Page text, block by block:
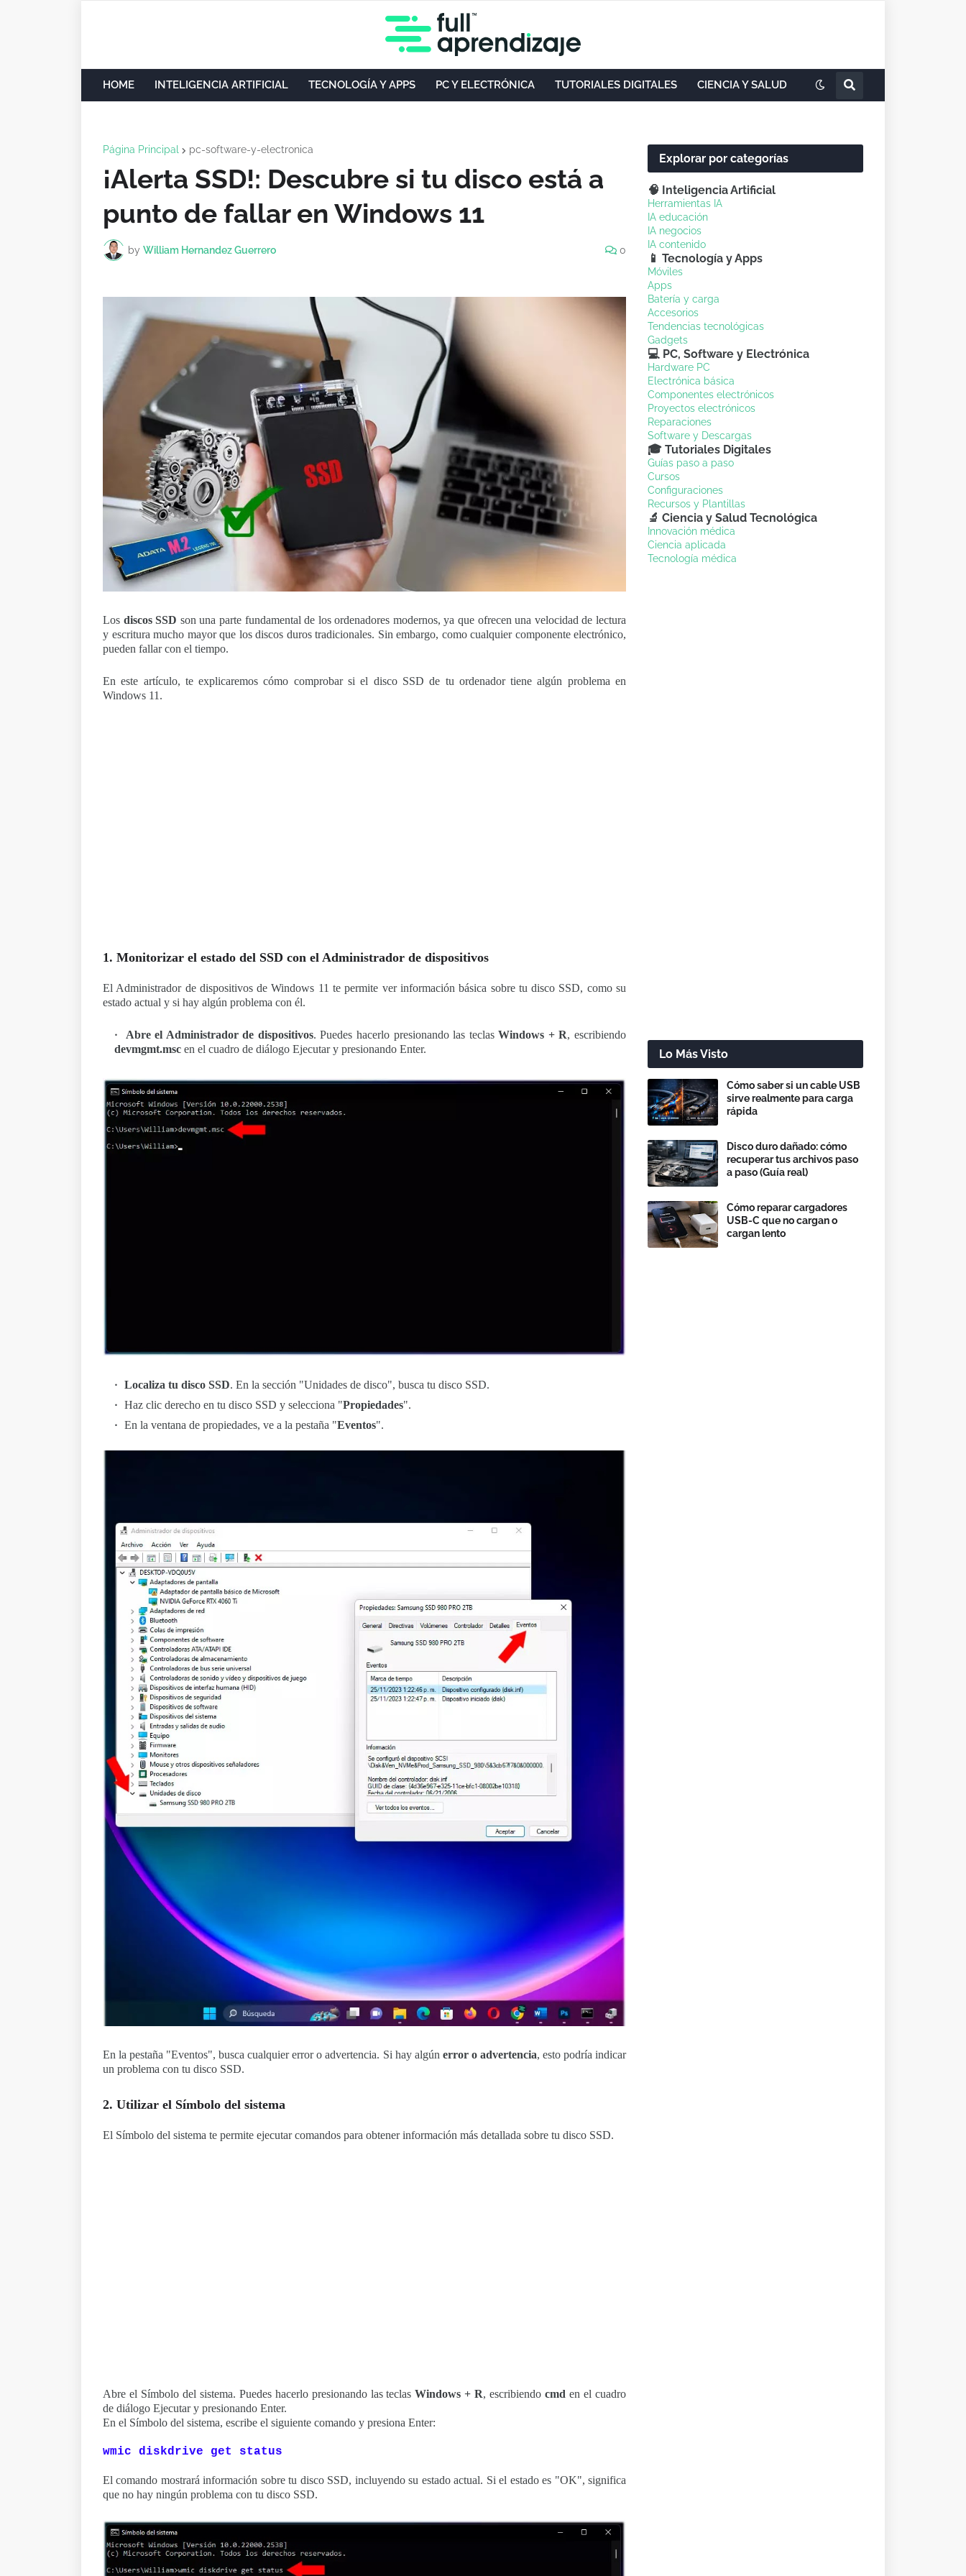
HOME INTELIGENCIA ARTIFICIAL TECNOLOGÍA Y APPS PC Y ELECTRÓNICA TUTORIALES DIGITALES CIENCIA Y SALUD
Página Principal pc-software-y-electronica
¡Alerta SSD!: Descubre si tu disco está a
punto de fallar en Windows 11
by William Hernandez Guerrero 0
Los discos SSD son una parte fundamental de los ordenadores modernos, ya que ofrecen una velocidad de lectura
y escritura mucho mayor que los discos duros tradicionales. Sin embargo, como cualquier componente electrónico,
pueden fallar con el tiempo.
En este artículo, te explicaremos cómo comprobar si el disco SSD de tu ordenador tiene algún problema en
Windows 11.
1. Monitorizar el estado del SSD con el Administrador de dispositivos
El Administrador de dispositivos de Windows 11 te permite ver información básica sobre tu disco SSD, como su
estado actual y si hay algún problema con él.
Abre el Administrador de dispositivos. Puedes hacerlo presionando las teclasWindows + R, escribiendo
devmgmt.msc en el cuadro de diálogo Ejecutar y presionando Enter.
Localiza tu disco SSD. En la sección "Unidades de disco", busca tu disco SSD.
Haz clic derecho en tu disco SSD y selecciona "Propiedades".
En la ventana de propiedades, ve a la pestaña "Eventos".
En la pestaña "Eventos", busca cualquier error o advertencia. Si hay algúnerror o advertencia, esto podría indicar
un problema con tu disco SSD.
2. Utilizar el Símbolo del sistema
El Símbolo del sistema te permite ejecutar comandos para obtener información más detallada sobre tu disco SSD.
Abre el Símbolo del sistema. Puedes hacerlo presionando las teclasWindows + R, escribiendocmd en el cuadro
de diálogo Ejecutar y presionando Enter.
En el Símbolo del sistema, escribe el siguiente comando y presiona Enter:
wmic diskdrive get status
El comando mostrará información sobre tu disco SSD, incluyendo su estado actual. Si el estado es "OK", significa
que no hay ningún problema con tu disco SSD.
Explorar por categorías
🧠 Inteligencia Artificial
Herramientas IA
IA educación
IA negocios
IA contenido
📱 Tecnología y Apps
Móviles
Apps
Batería y carga
Accesorios
Tendencias tecnológicas
Gadgets
💻 PC, Software y Electrónica
Hardware PC
Electrónica básica
Componentes electrónicos
Proyectos electrónicos
Reparaciones
Software y Descargas
🎓 Tutoriales Digitales
Guías paso a paso
Cursos
Configuraciones
Recursos y Plantillas
🔬 Ciencia y Salud Tecnológica
Innovación médica
Ciencia aplicada
Tecnología médica
Lo Más Visto
Cómo saber si un cable USB
sirve realmente para carga
rápida
Disco duro dañado: cómo
recuperar tus archivos paso
a paso (Guía real)
Cómo reparar cargadores
USB-C que no cargan o
cargan lento